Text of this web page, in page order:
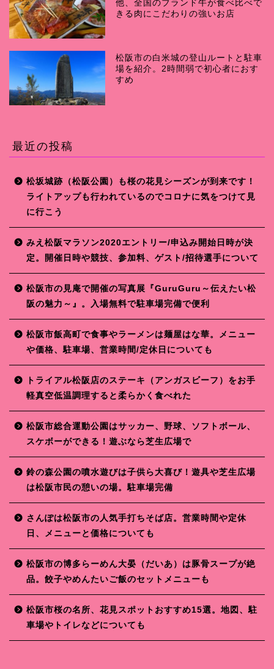
他、全国のブランド牛が食べ比べで
きる肉にこだわりの強いお店
松阪市の白米城の登山ルートと駐車
場を紹介。2時間弱で初心者におす
すめ
最近の投稿
松坂城跡（松阪公園）も桜の花見シーズンが到来です！
ライトアップも行われているのでコロナに気をつけて見
に行こう
みえ松阪マラソン2020エントリー/申込み開始日時が決
定。開催日時や競技、参加料、ゲスト/招待選手について
松阪市の見庵で開催の写真展『GuruGuru～伝えたい松
阪の魅力～』。入場無料で駐車場完備で便利
松阪市飯高町で食事やラーメンは麺屋はな華。メニュー
や価格、駐車場、営業時間/定休日についても
トライアル松阪店のステーキ（アンガスビーフ）をお手
軽真空低温調理すると柔らかく食べれた
松阪市総合運動公園はサッカー、野球、ソフトボール、
スケボーができる！遊ぶなら芝生広場で
鈴の森公園の噴水遊びは子供ら大喜び！遊具や芝生広場
は松阪市民の憩いの場。駐車場完備
さんぽは松阪市の人気手打ちそば店。営業時間や定休
日、メニューと価格についても
松阪市の博多らーめん大晏（だいあ）は豚骨スープが絶
品。餃子やめんたいご飯のセットメニューも
松阪市桜の名所、花見スポットおすすめ15選。地図、駐
車場やトイレなどについても